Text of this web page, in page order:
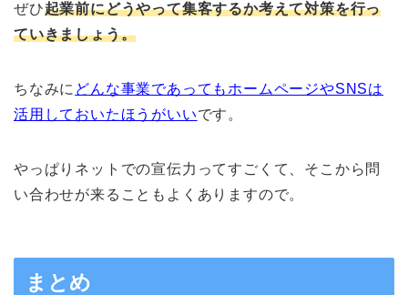
ぜひ起業前にどうやって集客するか考えて対策を行っ
ていきましょう。
ちなみに どんな事業であってもホームページやSNSは
活用しておいたほうがいいです。
やっぱりネットでの宣伝力ってすごくて、そこから問
い合わせが来ることもよくありますので。
まとめ